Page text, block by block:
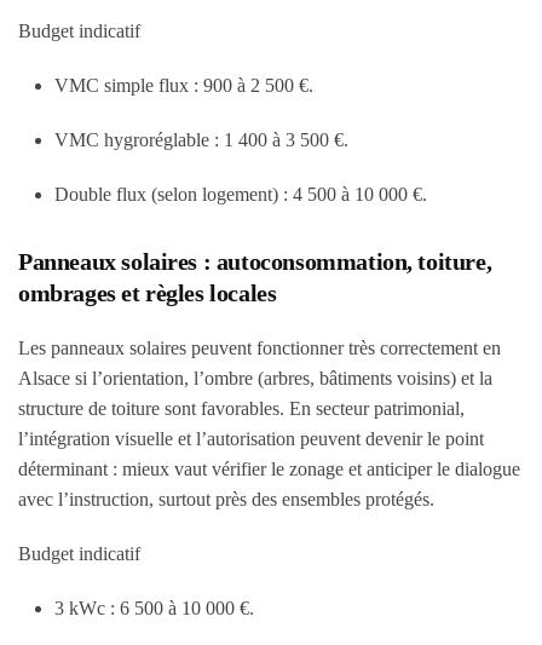
Budget indicatif
VMC simple flux : 900 à 2 500 €.
VMC hygroréglable : 1 400 à 3 500 €.
Double flux (selon logement) : 4 500 à 10 000 €.
Panneaux solaires : autoconsommation, toiture,
ombrages et règles locales
Les panneaux solaires peuvent fonctionner très correctement en
Alsace si l’orientation, l’ombre (arbres, bâtiments voisins) et la
structure de toiture sont favorables. En secteur patrimonial,
l’intégration visuelle et l’autorisation peuvent devenir le point
déterminant : mieux vaut vérifier le zonage et anticiper le dialogue
avec l’instruction, surtout près des ensembles protégés.
Budget indicatif
3 kWc : 6 500 à 10 000 €.